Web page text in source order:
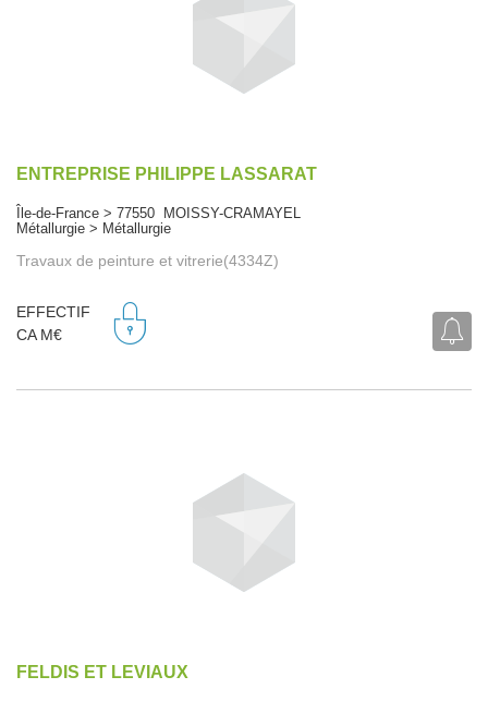
ENTREPRISE PHILIPPE LASSARAT
Île-de-France > 77550 MOISSY-CRAMAYEL
Métallurgie > Métallurgie
Travaux de peinture et vitrerie(4334Z)
EFFECTIF
CA M€
FELDIS ET LEVIAUX